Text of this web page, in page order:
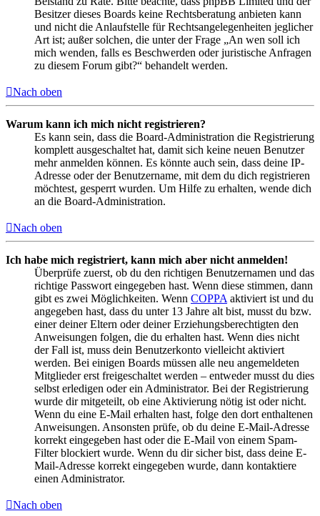
Besitzer dieses Boards keine Rechtsberatung anbieten kann
und nicht die Anlaufstelle für Rechtsangelegenheiten jeglicher
Art ist; außer solchen, die unter der Frage „An wen soll ich
mich wenden, falls es Beschwerden oder juristische Anfragen
zu diesem Forum gibt?“ behandelt werden.
Nach oben
Warum kann ich mich nicht registrieren?
Es kann sein, dass die Board-Administration die Registrierung
komplett ausgeschaltet hat, damit sich keine neuen Benutzer
mehr anmelden können. Es könnte auch sein, dass deine IP-
Adresse oder der Benutzername, mit dem du dich registrieren
möchtest, gesperrt wurden. Um Hilfe zu erhalten, wende dich
an die Board-Administration.
Nach oben
Ich habe mich registriert, kann mich aber nicht anmelden!
Überprüfe zuerst, ob du den richtigen Benutzernamen und das
richtige Passwort eingegeben hast. Wenn diese stimmen, dann
gibt es zwei Möglichkeiten. Wenn COPPA aktiviert ist und du
angegeben hast, dass du unter 13 Jahre alt bist, musst du bzw.
einer deiner Eltern oder deiner Erziehungsberechtigten den
Anweisungen folgen, die du erhalten hast. Wenn dies nicht
der Fall ist, muss dein Benutzerkonto vielleicht aktiviert
werden. Bei einigen Boards müssen alle neu angemeldeten
Mitglieder erst freigeschaltet werden – entweder musst du dies
selbst erledigen oder ein Administrator. Bei der Registrierung
wurde dir mitgeteilt, ob eine Aktivierung nötig ist oder nicht.
Wenn du eine E-Mail erhalten hast, folge den dort enthaltenen
Anweisungen. Ansonsten prüfe, ob du deine E-Mail-Adresse
korrekt eingegeben hast oder die E-Mail von einem Spam-
Filter blockiert wurde. Wenn du dir sicher bist, dass deine E-
Mail-Adresse korrekt eingegeben wurde, dann kontaktiere
einen Administrator.
Nach oben